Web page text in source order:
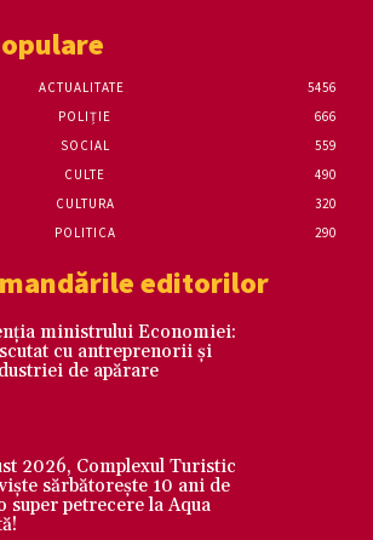
ACTUALITATE
5456
POLIȚIE
666
SOCIAL
559
CULTE
490
CULTURA
320
POLITICA
290
editorilor
ministrului Economiei:
cu antreprenorii și
de apărare
2026, Complexul Turistic
sărbătorește 10 ani de
super petrecere la Aqua